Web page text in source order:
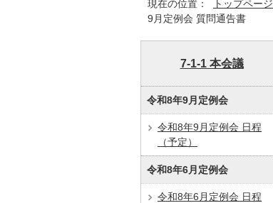
現在の位置： トップページ
9月定例会 質問通告書
7-1-1 本会議
令和8年9月定例会
令和8年9月定例会 日程
（予定）
令和8年6月定例会
令和8年6月定例会 日程